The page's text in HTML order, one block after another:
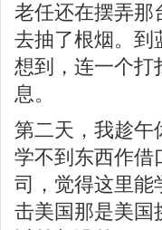
老任还在摆弄那
去抽了根烟。到
想到，连一个打
息。
第二天，我趁午
学不到东西作借
司，觉得这里能
击美国那是美国